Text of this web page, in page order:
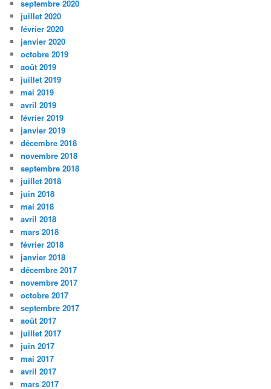
septembre 2020
juillet 2020
février 2020
janvier 2020
octobre 2019
août 2019
juillet 2019
mai 2019
avril 2019
février 2019
janvier 2019
décembre 2018
novembre 2018
septembre 2018
juillet 2018
juin 2018
mai 2018
avril 2018
mars 2018
février 2018
janvier 2018
décembre 2017
novembre 2017
octobre 2017
septembre 2017
août 2017
juillet 2017
juin 2017
mai 2017
avril 2017
mars 2017